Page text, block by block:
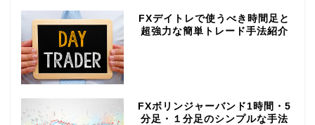
FXデイトレで使うべき時間足と
超強力な簡単トレード手法紹介
FXボリンジャーバンド1時間・5
分足・１分足のシンプルな手法